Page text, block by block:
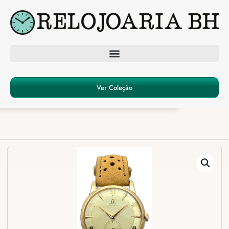
Ver Coleção